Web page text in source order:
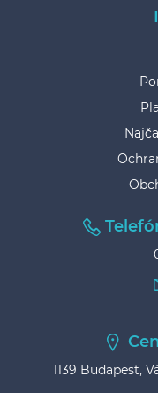
1139 Budapest,